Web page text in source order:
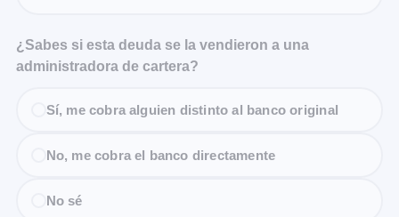
¿Sabes si esta deuda se la vendieron a una
administradora de cartera?
Sí, me cobra alguien distinto al banco original
No, me cobra el banco directamente
No sé